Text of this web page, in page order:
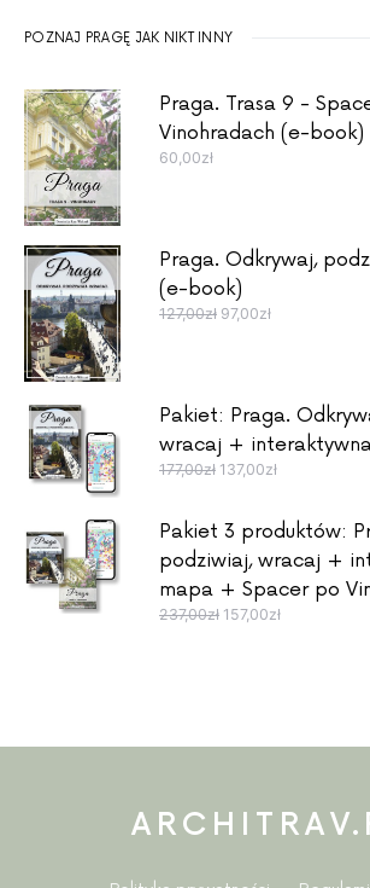
POZNAJ PRAGĘ JAK NIKT INNY
Praga. Trasa 9 -
Vinohradach (e-book)
60,00zł
Praga. Odkrywaj,
(e-book)
127,00zł Pierwotna cena
97,00złAktualna cena
Pakiet: Praga.
wracaj +
177,00zł Pierwotna cena
137,00złAktualna
Pakiet 3 produktów:
podziwiaj, wracaj +
mapa + Spacer po
237,00zł Pierwotna cena
157,00złAktualna